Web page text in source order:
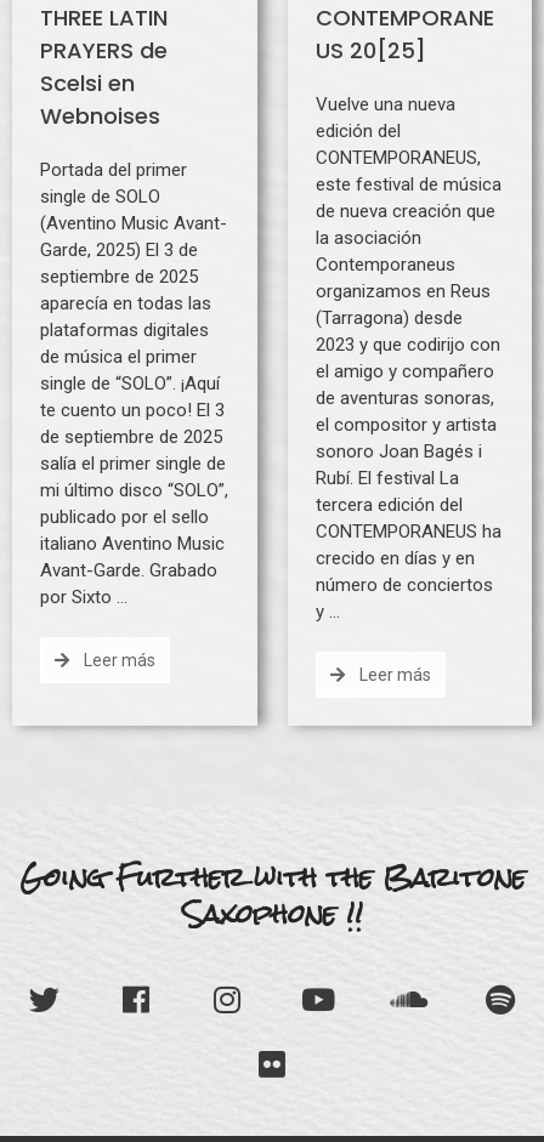
THREE LATIN
PRAYERS de
Scelsi en
Webnoises
Portada del primer
single de SOLO
(Aventino Music Avant-
Garde, 2025) El 3 de
septiembre de 2025
aparecía en todas las
plataformas digitales
de música el primer
single de “SOLO”. ¡Aquí
te cuento un poco! El 3
de septiembre de 2025
salía el primer single de
mi último disco “SOLO”,
publicado por el sello
italiano Aventino Music
Avant-Garde. Grabado
por Sixto …
Leer más
CONTEMPORANE
US 20[25]
Vuelve una nueva
edición del
CONTEMPORANEUS,
este festival de música
de nueva creación que
la asociación
Contemporaneus
organizamos en Reus
(Tarragona) desde
2023 y que codirijo con
el amigo y compañero
de aventuras sonoras,
el compositor y artista
sonoro Joan Bagés i
Rubí. El festival La
tercera edición del
CONTEMPORANEUS ha
crecido en días y en
número de conciertos
y …
Leer más
Going Further with the Baritone
Saxophone !!